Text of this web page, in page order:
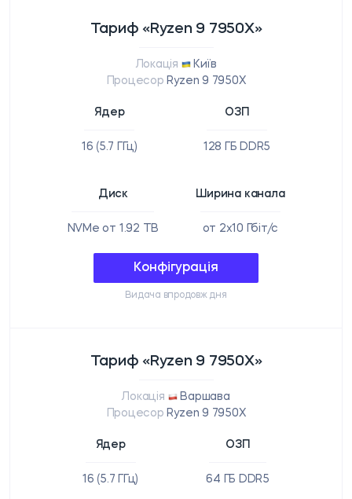
Тариф «Ryzen 9 7950X»
Локація
Київ
Процесор Ryzen 9 7950X
Ядер
16 (5.7 ГГц)
ОЗП
128 ГБ DDR5
Диск
NVMe от 1.92 TB
Ширина канала
от 2x10 Гбіт/с
Конфігурація
Видача впродовж дня
Тариф «Ryzen 9 7950X»
Локація
Варшава
Процесор Ryzen 9 7950X
Ядер
16 (5.7 ГГц)
ОЗП
64 ГБ DDR5